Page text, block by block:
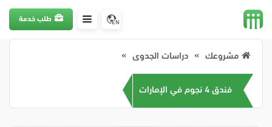
EN طلب خدمة
مشروعك دراسات الجدوى
فندق 4 نجوم في الإمارات